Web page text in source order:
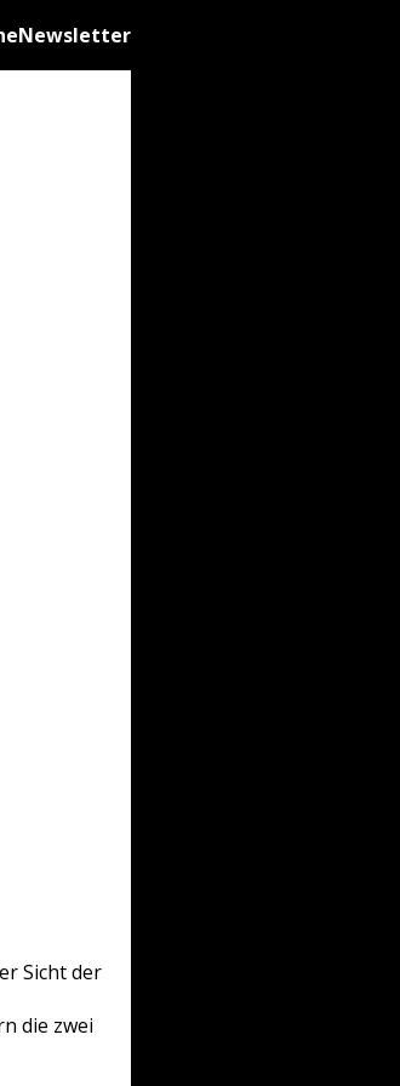
Newsletter
Sicht der
die zwei